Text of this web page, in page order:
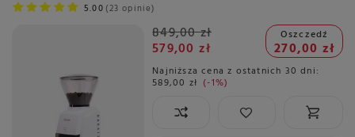
5.00 23 opinie
849,00 zł
579,00 zł
Oszczedź
270,00 zł
Najniższa cena z ostatnich 30 dni:
589,00 zł -1%